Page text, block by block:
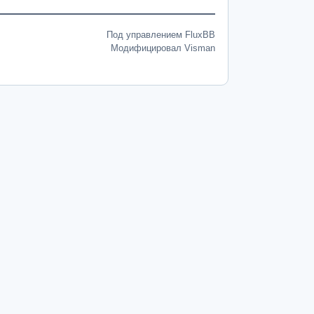
Под управлением FluxBB
Модифицировал Visman